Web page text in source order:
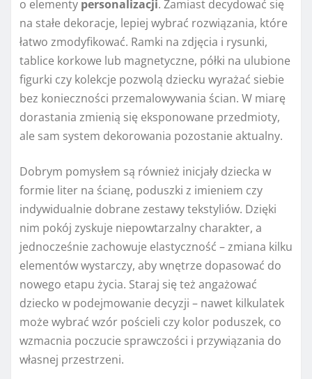
o elementy personalizacji. Zamiast decydować się
na stałe dekoracje, lepiej wybrać rozwiązania, które
łatwo zmodyfikować. Ramki na zdjęcia i rysunki,
tablice korkowe lub magnetyczne, półki na ulubione
figurki czy kolekcje pozwolą dziecku wyrażać siebie
bez konieczności przemalowywania ścian. W miarę
dorastania zmienią się eksponowane przedmioty,
ale sam system dekorowania pozostanie aktualny.
Dobrym pomysłem są również inicjały dziecka w
formie liter na ścianę, poduszki z imieniem czy
indywidualnie dobrane zestawy tekstyliów. Dzięki
nim pokój zyskuje niepowtarzalny charakter, a
jednocześnie zachowuje elastyczność – zmiana kilku
elementów wystarczy, aby wnętrze dopasować do
nowego etapu życia. Staraj się też angażować
dziecko w podejmowanie decyzji – nawet kilkulatek
może wybrać wzór pościeli czy kolor poduszek, co
wzmacnia poczucie sprawczości i przywiązania do
własnej przestrzeni.